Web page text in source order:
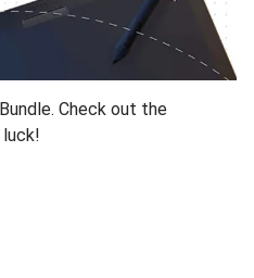
Check out the
luck!